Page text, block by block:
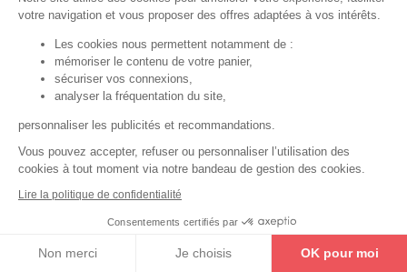
•Judas de porte
Fermes-portes
•Arrêts de porte
•Butoirs de porte
• Charnières de porte
• Accessoires de fixation
Les astuces
Les équipements de porte
Les équipements pour les personnes
votre navigation et vous proposer des offres adaptées à vos intérêts.
Les cookies nous permettent notamment de :
mémoriser le contenu de votre panier,
sécuriser vos connexions,
analyser la fréquentation du site,
personnaliser les publicités et recommandations.
Vous pouvez accepter, refuser ou personnaliser l’utilisation des
cookies à tout moment via notre bandeau de gestion des cookies.
Lire la politique de confidentialité
Consentements certifiés par
Non merci Je choisis OK pour moi